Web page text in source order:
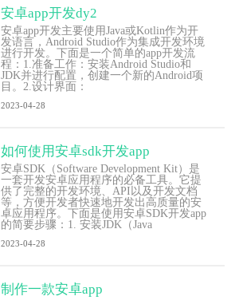
安卓app开发dy2
安卓app开发主要使用Java或Kotlin作为开
发语言，Android Studio作为集成开发环境
进行开发。下面是一个简单的app开发流
程：1.准备工作：安装Android Studio和
JDK并进行配置，创建一个新的Android项
目。2.设计界面：
2023-04-28
如何使用安卓sdk开发app
安卓SDK（Software Development Kit）是
一套开发安卓应用程序的必备工具。它提
供了完整的开发环境、API以及开发文档
等，方便开发者快速地开发出高质量的安
卓应用程序。下面是使用安卓SDK开发app
的简要步骤：1. 安装JDK（Java
2023-04-28
制作一款安卓app